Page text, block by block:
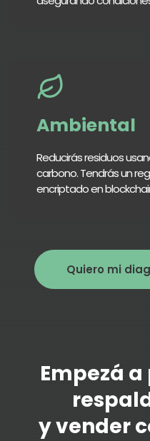
Ambiental
Reducirás residuos
carbono. Tendrás un
encriptado en
Quiero mi
Empezá
y vender